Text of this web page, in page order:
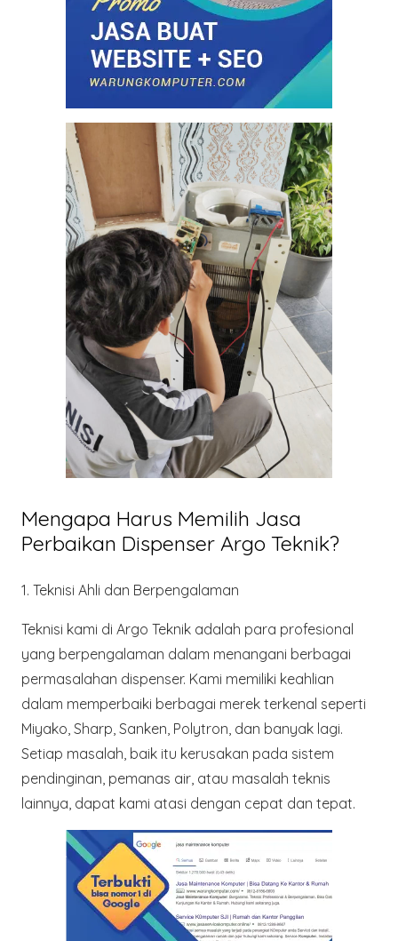
Mengapa Harus Memilih Jasa
Perbaikan Dispenser Argo Teknik?
1. Teknisi Ahli dan Berpengalaman
Teknisi kami di Argo Teknik adalah para profesional
yang berpengalaman dalam menangani berbagai
permasalahan dispenser. Kami memiliki keahlian
dalam memperbaiki berbagai merek terkenal seperti
Miyako, Sharp, Sanken, Polytron, dan banyak lagi.
Setiap masalah, baik itu kerusakan pada sistem
pendinginan, pemanas air, atau masalah teknis
lainnya, dapat kami atasi dengan cepat dan tepat.